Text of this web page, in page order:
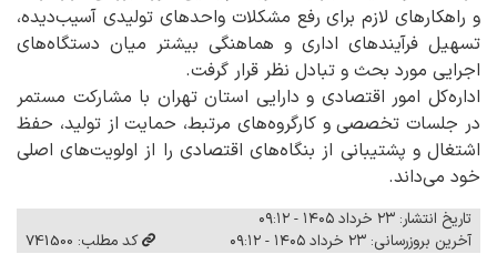
و راهکارهای لازم برای رفع مشکلات واحدهای تولیدی آسیب‌دیده،
تسهیل فرآیندهای اداری و هماهنگی بیشتر میان دستگاه‌های
اجرایی مورد بحث و تبادل نظر قرار گرفت.
اداره‌کل امور اقتصادی و دارایی استان تهران با مشارکت مستمر
در جلسات تخصصی و کارگروه‌های مرتبط، حمایت از تولید، حفظ
اشتغال و پشتیبانی از بنگاه‌های اقتصادی را از اولویت‌های اصلی
خود می‌داند.
تاریخ انتشار: ۲۳ خرداد ۱۴۰۵ - ۰۹:۱۲
آخرین بروزرسانی: ۲۳ خرداد ۱۴۰۵ - ۰۹:۱۲
کد مطلب: 741500